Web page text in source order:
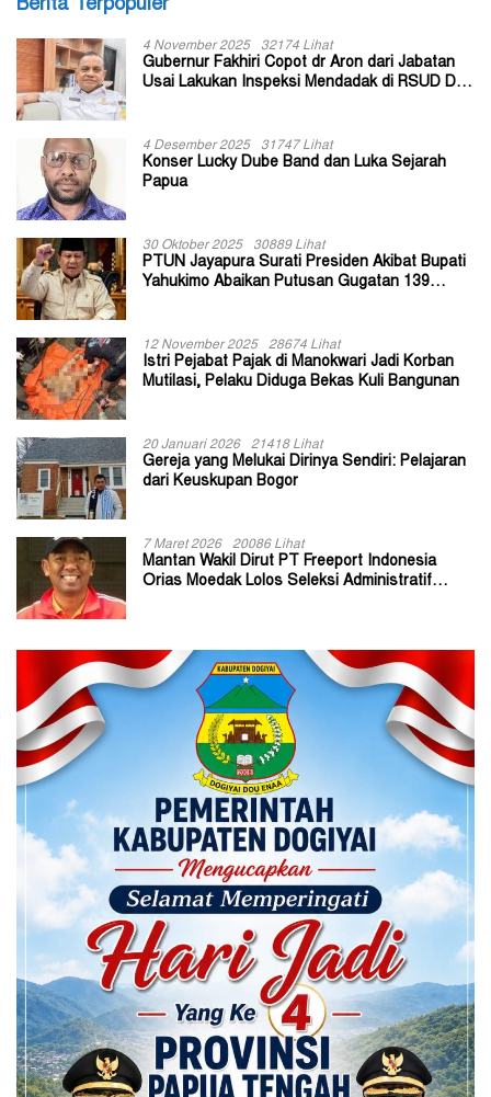
Berita Terpopuler
4 November 2025 32174 Lihat
Gubernur Fakhiri Copot dr Aron dari Jabatan
Usai Lakukan Inspeksi Mendadak di RSUD Dok
4 Desember 2025 31747 Lihat
Konser Lucky Dube Band dan Luka Sejarah
Papua
30 Oktober 2025 30889 Lihat
PTUN Jayapura Surati Presiden Akibat Bupati
Yahukimo Abaikan Putusan Gugatan 139
12 November 2025 28674 Lihat
Istri Pejabat Pajak di Manokwari Jadi Korban
Mutilasi, Pelaku Diduga Bekas Kuli Bangunan
20 Januari 2026 21418 Lihat
Gereja yang Melukai Dirinya Sendiri: Pelajaran
dari Keuskupan Bogor
7 Maret 2026 20086 Lihat
Mantan Wakil Dirut PT Freeport Indonesia
Orias Moedak Lolos Seleksi Administratif